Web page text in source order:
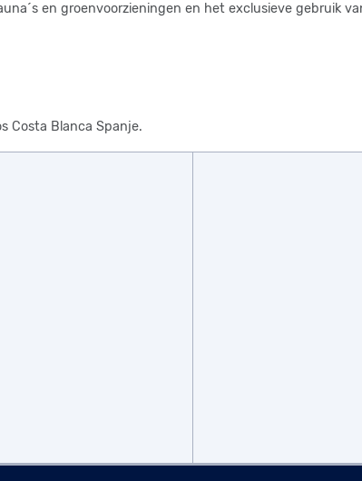
en groenvoorzieningen en het exclusieve gebruik
Costa Blanca Spanje.